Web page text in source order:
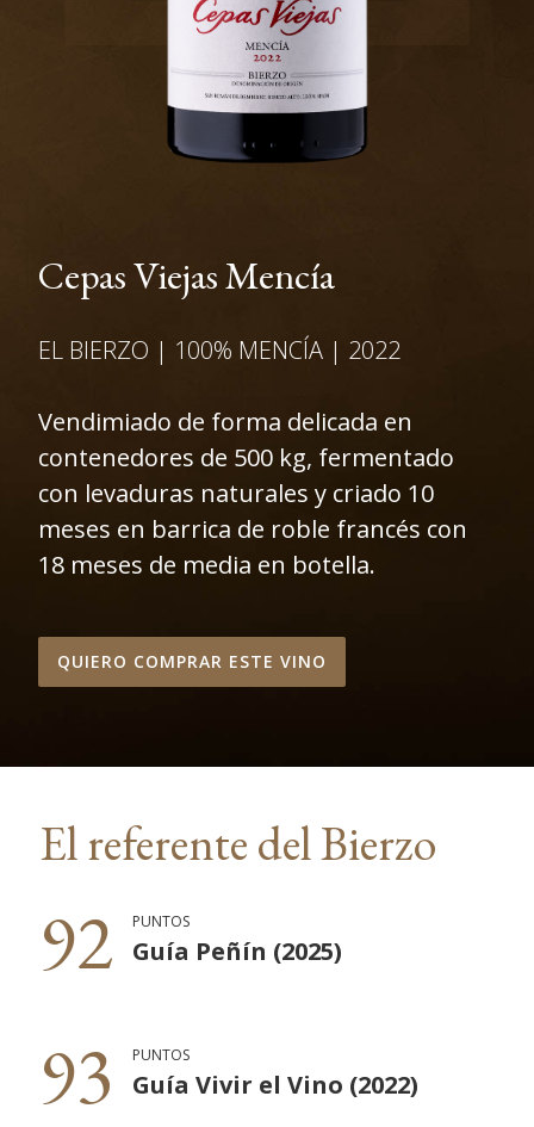
Cepas Viejas Mencía
EL BIERZO | 100% MENCÍA | 2022
Vendimiado de forma delicada en
contenedores de 500 kg, fermentado
con levaduras naturales y criado 10
meses en barrica de roble francés con
18 meses de media en botella.
QUIERO COMPRAR ESTE VINO
El referente del Bierzo
92 PUNTOS
Guía Peñín (2025)
93 PUNTOS
Guía Vivir el Vino (2022)